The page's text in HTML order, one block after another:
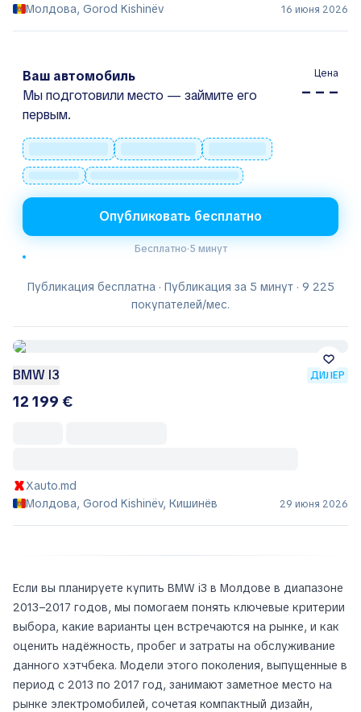
Молдова, Gorod Kishinëv
16 июня 2026
Ваш автомобиль
Мы подготовили место — займите его
первым.
Цена
– – –
Опубликовать бесплатно
Бесплатно·5 минут
Публикация бесплатна · Публикация за 5 минут · 9 225
покупателей/мес.
BMW I3 ДИЛЕР
12 199 €
Xauto.md
Молдова, Gorod Kishinëv, Кишинёв
29 июня 2026
Если вы планируете купить BMW i3 в Молдове в диапазоне
2013–2017 годов, мы помогаем понять ключевые критерии
выбора, какие варианты цен встречаются на рынке, и как
оценить надёжность, пробег и затраты на обслуживание
данного хэтчбека. Модели этого поколения, выпущенные в
период с 2013 по 2017 год, занимают заметное место на
рынке электромобилей, сочетая компактный дизайн,